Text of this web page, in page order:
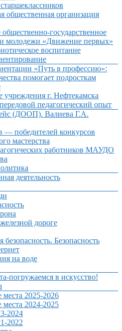
общественная организация
государственное
молодежи «Движение первых»
воспитание
«Путь в профессию»:
помогает подросткам
учреждения г. Нефтекамска
педагогический опыт
(ДООП). Валиева Г.А.
победителей конкурсов
мастерства
работников МАУДО
деятельность
дороге
Безопасность
на воде
погружаемся в искусство!
2025-2026
2024-2025
2024
2022